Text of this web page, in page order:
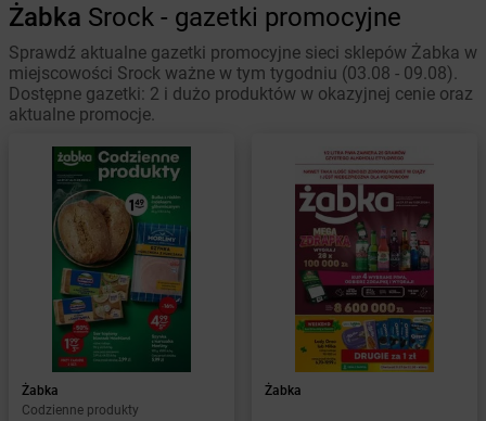
Żabka Srock - gazetki promocyjne
Sprawdź aktualne gazetki promocyjne sieci sklepów Żabka w
miejscowości Srock ważne w tym tygodniu (03.08 - 09.08).
Dostępne gazetki: 2 i dużo produktów w okazyjnej cenie oraz
aktualne promocje.
Żabka
Codzienne produkty
Żabka